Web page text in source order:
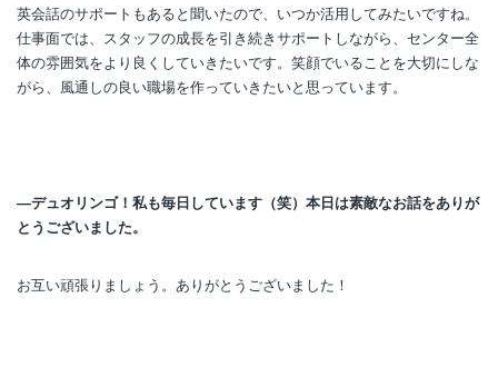
英会話のサポートもあると聞いたので、いつか活用してみたいですね。
仕事面では、スタッフの成長を引き続きサポートしながら、センター全
体の雰囲気をより良くしていきたいです。笑顔でいることを大切にしな
がら、風通しの良い職場を作っていきたいと思っています。
―デュオリンゴ！私も毎日しています（笑）本日は素敵なお話をありが
とうございました。
お互い頑張りましょう。ありがとうございました！